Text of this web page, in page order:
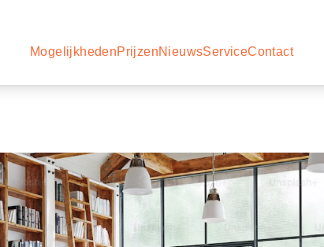
MogelijkhedenPrijzenNieuwsServiceContact